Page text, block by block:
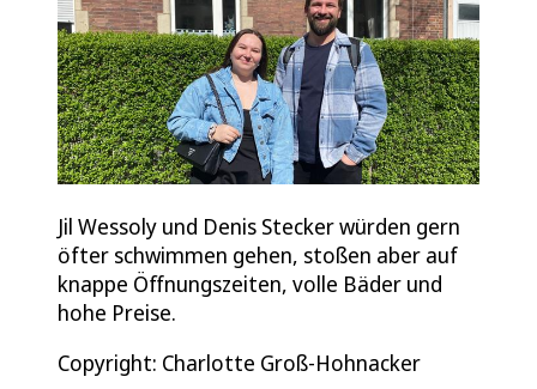
Jil Wessoly und Denis Stecker würden gern
öfter schwimmen gehen, stoßen aber auf
knappe Öffnungszeiten, volle Bäder und
hohe Preise.
Copyright: Charlotte Groß-Hohnacker